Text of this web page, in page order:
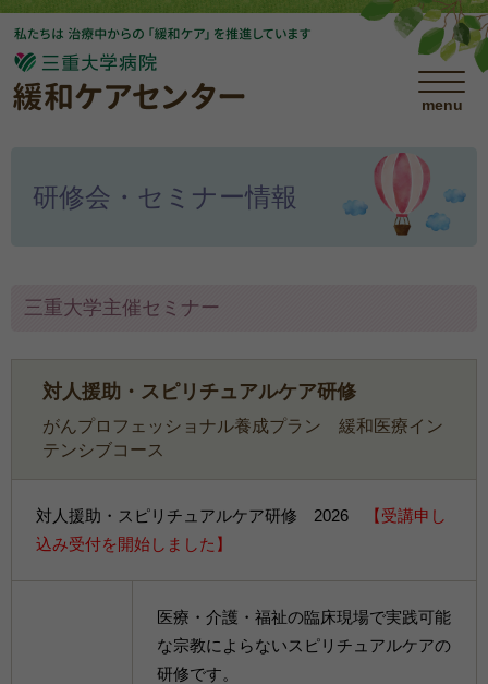
menu
研修会・セミナー情報
三重大学主催セミナー
対人援助・スピリチュアルケア研修
がんプロフェッショナル養成プラン 緩和医療イン
テンシブコース
対人援助・スピリチュアルケア研修 2026
【受講申し
込み受付を開始しました】
医療・介護・福祉の臨床現場で実践可能
な宗教によらないスピリチュアルケアの
研修です。